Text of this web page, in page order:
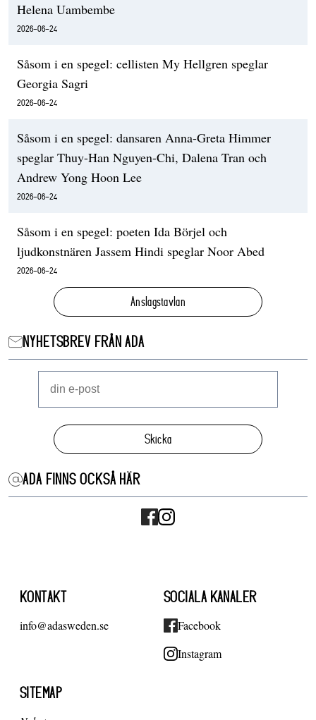
Helena Uambembe
2026-06-24
Såsom i en spegel: cellisten My Hellgren speglar
Georgia Sagri
2026-06-24
Såsom i en spegel: dansaren Anna-Greta Himmer
speglar Thuy-Han Nguyen-Chi, Dalena Tran och
Andrew Yong Hoon Lee
2026-06-24
Såsom i en spegel: poeten Ida Börjel och
ljudkonstnären Jassem Hindi speglar Noor Abed
2026-06-24
Anslagstavlan
NYHETSBREV FRÅN ADA
Skicka
ADA FINNS OCKSÅ HÄR
KONTAKT
info@adasweden.se
SOCIALA KANALER
Facebook
Instagram
SITEMAP